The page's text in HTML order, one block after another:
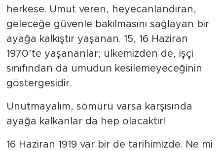
herkese. Umut veren, heyecanlandıran,
geleceğe güvenle bakılmasını sağlayan bir
ayağa kalkıştır yaşanan. 15, 16 Haziran
1970’te yaşananlar; ülkemizden de, işçi
sınıfından da umudun kesilemeyeceğinin
göstergesidir.
Unutmayalım, sömürü varsa karşısında
ayağa kalkanlar da hep olacaktır!
16 Haziran 1919 var bir de tarihimizde. Ne mi